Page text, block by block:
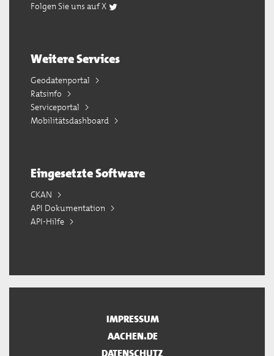
Folgen Sie uns auf X
Weitere Services
Geodatenportal
Ratsinfo
Serviceportal
Mobilitätsdashboard
Eingesetzte Software
CKAN
API Dokumentation
API-Hilfe
IMPRESSUM
AACHEN.DE
DATENSCHUTZ